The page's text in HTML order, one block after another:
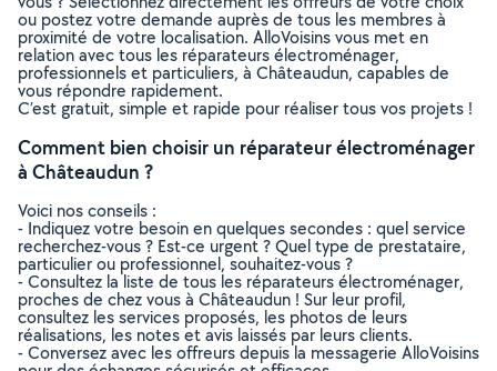
ou postez votre demande auprès de tous les membres à
proximité de votre localisation. AlloVoisins vous met en
relation avec tous les réparateurs électroménager,
professionnels et particuliers, à Châteaudun, capables de
vous répondre rapidement.
C’est gratuit, simple et rapide pour réaliser tous vos projets !
Comment bien choisir un réparateur électroménager
à Châteaudun ?
Voici nos conseils :
- Indiquez votre besoin en quelques secondes : quel service
recherchez-vous ? Est-ce urgent ? Quel type de prestataire,
particulier ou professionnel, souhaitez-vous ?
- Consultez la liste de tous les réparateurs électroménager,
proches de chez vous à Châteaudun ! Sur leur profil,
consultez les services proposés, les photos de leurs
réalisations, les notes et avis laissés par leurs clients.
- Conversez avec les offreurs depuis la messagerie AlloVoisins